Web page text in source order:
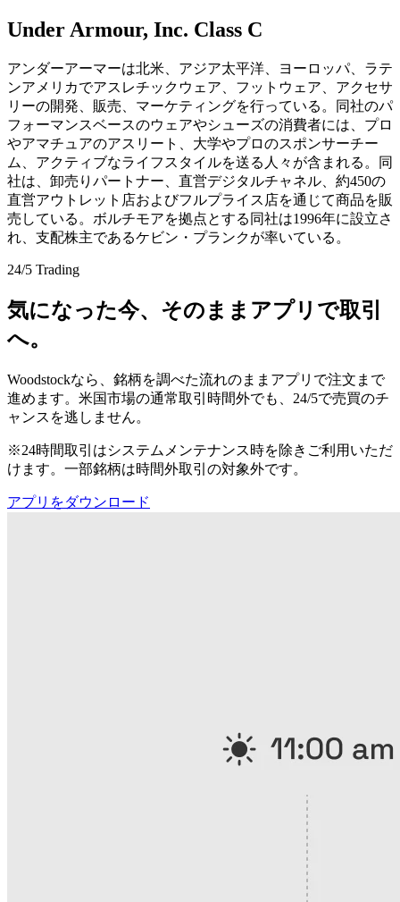
Under Armour, Inc. Class C
アンダーアーマーは北米、アジア太平洋、ヨーロッパ、ラテ
ンアメリカでアスレチックウェア、フットウェア、アクセサ
リーの開発、販売、マーケティングを行っている。同社のパ
フォーマンスベースのウェアやシューズの消費者には、プロ
やアマチュアのアスリート、大学やプロのスポンサーチー
ム、アクティブなライフスタイルを送る人々が含まれる。同
社は、卸売りパートナー、直営デジタルチャネル、約450の
直営アウトレット店およびフルプライス店を通じて商品を販
売している。ボルチモアを拠点とする同社は1996年に設立さ
れ、支配株主であるケビン・プランクが率いている。
24/5 Trading
気になった今、そのままアプリで取引
へ。
Woodstockなら、銘柄を調べた流れのままアプリで注文まで
進めます。米国市場の通常取引時間外でも、24/5で売買のチ
ャンスを逃しません。
※24時間取引はシステムメンテナンス時を除きご利用いただ
けます。一部銘柄は時間外取引の対象外です。
アプリをダウンロード